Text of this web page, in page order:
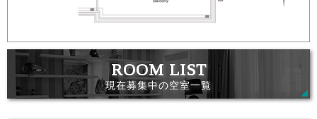
現在募集中の空室一覧